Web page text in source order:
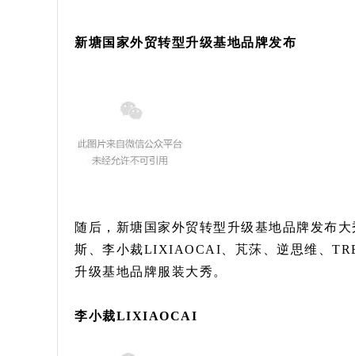
新塘国家外贸转型升级基地品牌发布
随后，新塘国家外贸转型升级基地品牌发布
斯、李小裁LIXIAOCAI、芃莯、逆思维、
升级基地品牌服装大秀。
李小裁LIXIAOCAI